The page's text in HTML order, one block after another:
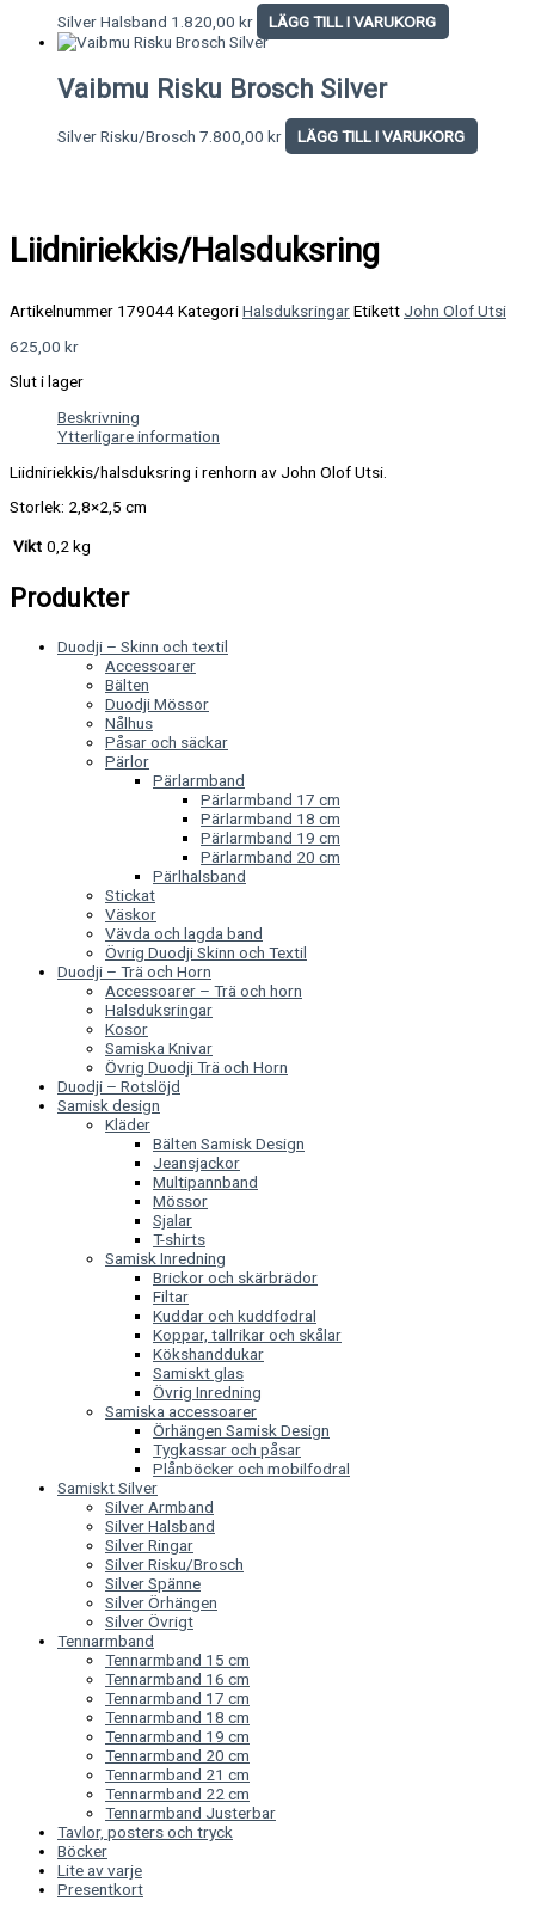
Silver Halsband 1.820,00 kr LÄGG TILL I VARUKORG
Vaibmu Risku Brosch Silver
Silver Risku/Brosch 7.800,00 kr LÄGG TILL I VARUKORG
Liidniriekkis/Halsduksring
Artikelnummer 179044KategoriHalsduksringarEtikett John Olof Utsi
625,00 kr
Slut i lager
Beskrivning
Ytterligare information
Liidniriekkis/halsduksring i renhorn av John Olof Utsi.
Storlek: 2,8×2,5 cm
Vikt 0,2 kg
Produkter
Duodji – Skinn och textil
Accessoarer
Bälten
Duodji Mössor
Nålhus
Påsar och säckar
Pärlor
Pärlarmband
Pärlarmband 17 cm
Pärlarmband 18 cm
Pärlarmband 19 cm
Pärlarmband 20 cm
Pärlhalsband
Stickat
Väskor
Vävda och lagda band
Övrig Duodji Skinn och Textil
Duodji – Trä och Horn
Accessoarer – Trä och horn
Halsduksringar
Kosor
Samiska Knivar
Övrig Duodji Trä och Horn
Duodji – Rotslöjd
Samisk design
Kläder
Bälten Samisk Design
Jeansjackor
Multipannband
Mössor
Sjalar
T-shirts
Samisk Inredning
Brickor och skärbrädor
Filtar
Kuddar och kuddfodral
Koppar, tallrikar och skålar
Kökshanddukar
Samiskt glas
Övrig Inredning
Samiska accessoarer
Örhängen Samisk Design
Tygkassar och påsar
Plånböcker och mobilfodral
Samiskt Silver
Silver Armband
Silver Halsband
Silver Ringar
Silver Risku/Brosch
Silver Spänne
Silver Örhängen
Silver Övrigt
Tennarmband
Tennarmband 15 cm
Tennarmband 16 cm
Tennarmband 17 cm
Tennarmband 18 cm
Tennarmband 19 cm
Tennarmband 20 cm
Tennarmband 21 cm
Tennarmband 22 cm
Tennarmband Justerbar
Tavlor, posters och tryck
Böcker
Lite av varje
Presentkort